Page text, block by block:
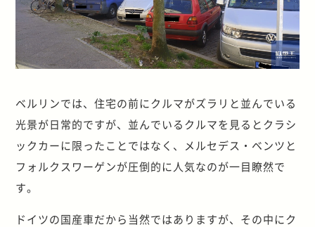
ベルリンでは、住宅の前にクルマがズラリと並んでいる
光景が日常的ですが、並んでいるクルマを見るとクラシ
ックカーに限ったことではなく、メルセデス・ベンツと
フォルクスワーゲンが圧倒的に人気なのが一目瞭然で
す。
ドイツの国産車だから当然ではありますが、その中にク